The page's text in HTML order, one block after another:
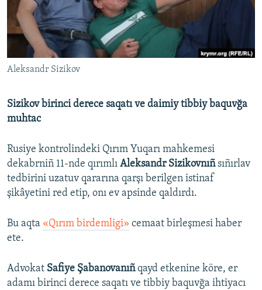
Русский
Українською
QOŞULIÑIZ!
Aleksandr Sizikov
Sizikov birinci derece saqatı ve daimiy tibbiy baquvğa
muhtac
Rusiye kontrolindeki Qırım Yuqarı mahkemesi
dekabrniñ 11-nde qırımlı Aleksandr Sizikovnıñsıñırlav
tedbirini uzatuv qararına qarşı berilgen istinaf
şikâyetini red etip, onı ev apsinde qaldırdı.
Bu aqta «Qırım birdemligi» cemaat birleşmesi haber
ete.
Advokat Safiye Şabanovanıñqayd etkenine köre, er
adamı birinci derece saqatı ve tibbiy baquvğa ihtiyacı